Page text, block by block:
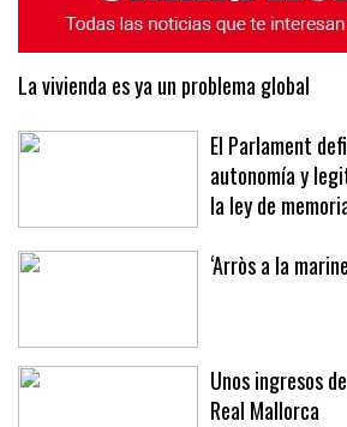
La vivienda es ya un problema global
El Parlament
autonomía y
la ley de
‘Arròs a la
Unos ingresos
Real Mallorca